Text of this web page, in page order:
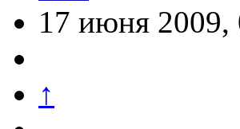
17 июня 2009,
↑